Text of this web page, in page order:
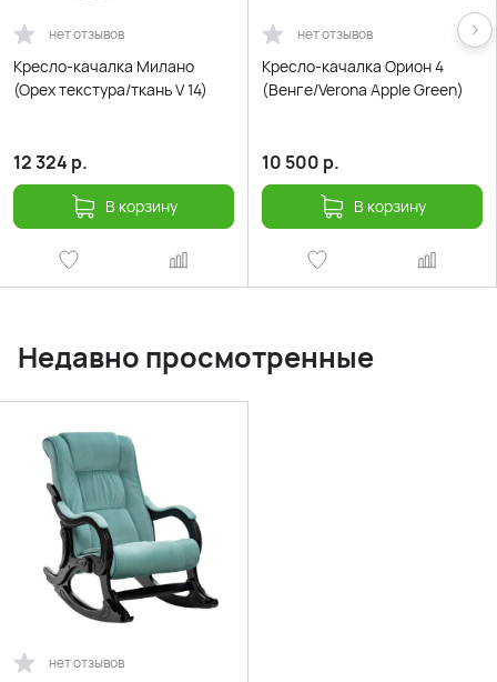
нет отзывов
Кресло-качалка Милано
(Орех текстура/ткань V 14)
12 324 р.
В корзину
нет отзывов
Кресло-качалка Орион 4
(Венге/Verona Apple Green)
10 500 р.
В корзину
Недавно просмотренные
нет отзывов